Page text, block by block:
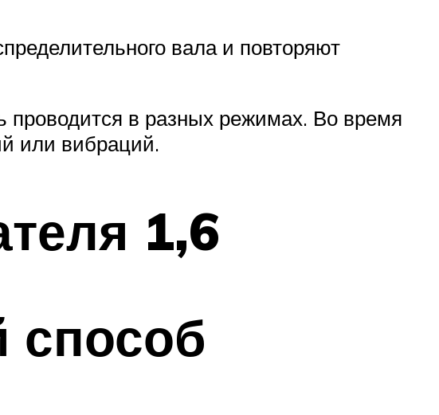
вала и повторяют
проводится в разных режимах. Во время
или вибраций.
1,6
способ